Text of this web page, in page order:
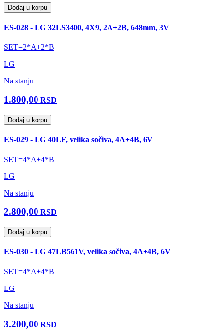
Dodaj u korpu
ES-028 - LG 32LS3400, 4X9, 2A+2B, 648mm, 3V
SET=2*A+2*B
LG
Na stanju
1.800,00 RSD
Dodaj u korpu
ES-029 - LG 40LF, velika sočiva, 4A+4B, 6V
SET=4*A+4*B
LG
Na stanju
2.800,00 RSD
Dodaj u korpu
ES-030 - LG 47LB561V, velika sočiva, 4A+4B, 6V
SET=4*A+4*B
LG
Na stanju
3.200,00 RSD